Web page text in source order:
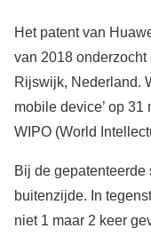
Het patent van
van 2018
Rijswijk, Nederland.
mobile device’ op
WIPO (World
Bij de
buitenzijde. In
niet 1 maar 2 keer